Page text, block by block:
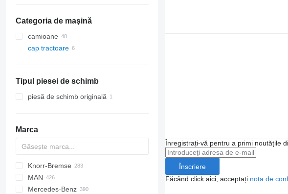
Categoria de maşină
camioane
cap tractoare
Tipul piesei de schimb
piesă de schimb originală
Marca
CF
LF
XF
EuroCargo
EuroStar
Eurotech
Knorr-Bremse
MAN
A-series
Mercedes-Benz
Înregistrați-vă pentru a primi noutățile
Înscriere
Făcând click aici, acceptați nota de